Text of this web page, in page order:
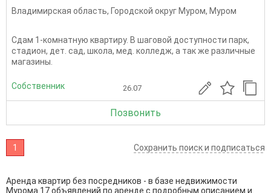
Владимирская область, Городской округ Муром, Муром
Сдам 1-комнатную квартиру. В шаговой доступности парк,
стадион, дет. сад, школа, мед. колледж, а так же различные
магазины.
Собственник 26.07
Позвонить
1 Сохранить поиск и подписаться
Аренда квартир без посредников - в базе недвижимости
Мурома 17 объявлений по аренде с подробным описанием и